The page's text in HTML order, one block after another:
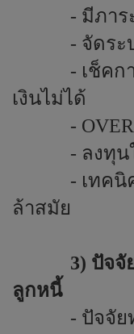
- มีภา
- จัดระ
- เช็คก
เงินไม่ได้
-
- ลงทุน
- เทคนิ
ล้าสมัย
3) ปัจ
ลูกหนี้
- ปัจจัย